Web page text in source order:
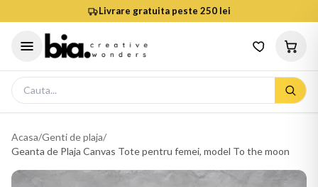
Livrare gratuita peste 250 lei
Acasa/Genti de plaja/
Geanta de Plaja Canvas Tote pentru femei, model To the moon